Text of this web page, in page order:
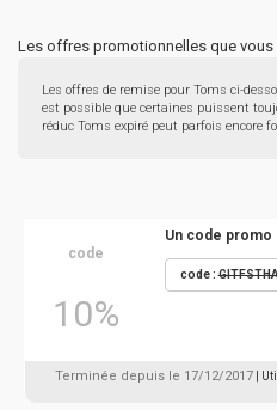
Les offres promotionnelles que vous
Les offres de remise pour Toms ci-
est possible que certaines puissent
réduc Toms expiré peut parfois encore
code
10%
Un code promo
code :
Terminée depuis le 17/12/2017 |